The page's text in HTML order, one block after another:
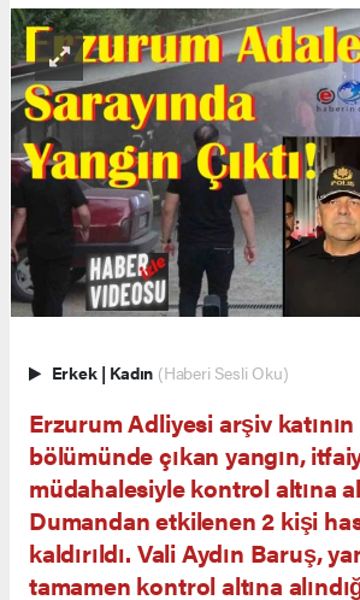
Erkek | Kadın (Haberi Sesli Oku)
Erzurum Adliyesi arşiv
bölümünde çıkan yangın,
müdahalesiyle kontrol altına
Dumandan etkilenen 2 kişi
kaldırıldı. Vali Aydın Baruş,
tamamen kontrol altına